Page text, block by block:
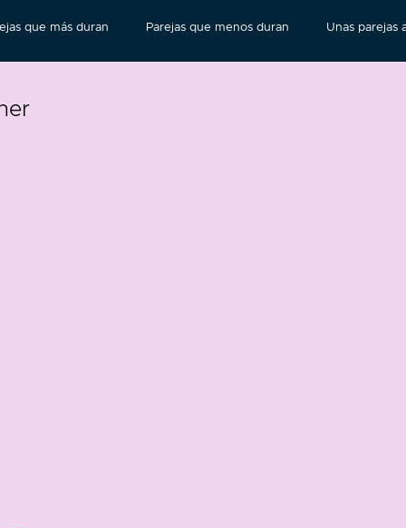
que más duran Parejas que menos duran Unas parejas